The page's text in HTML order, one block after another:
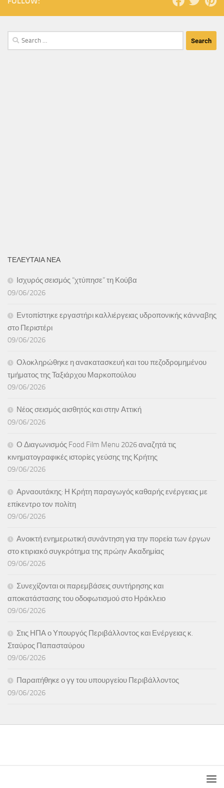
ΤΕΛΕΥΤΑΙΑ ΝΕΑ
Ισχυρός σεισμός “χτύπησε” τη Κούβα
09/06/2026
Εντοπίστηκε εργαστήρι καλλιέργειας υδροπονικής κάνναβης
στο Περιστέρι
09/06/2026
Ολοκληρώθηκε η ανακατασκευή και του πεζοδρομημένου
τμήματος της Ταξιάρχου Μαρκοπούλου
09/06/2026
Νέος σεισμός αισθητός και στην Αττική
09/06/2026
Ο Διαγωνισμός Food Film Menu 2026 αναζητά τις
κινηματογραφικές ιστορίες γεύσης της Κρήτης
09/06/2026
Αρναουτάκης: Η Κρήτη παραγωγός καθαρής ενέργειας με
επίκεντρο τον πολίτη
09/06/2026
Ανοικτή ενημερωτική συνάντηση για την πορεία των έργων
στο κτιριακό συγκρότημα της πρώην Ακαδημίας
09/06/2026
Συνεχίζονται οι παρεμβάσεις συντήρησης και
αποκατάστασης του οδοφωτισμού στο Ηράκλειο
09/06/2026
Στις ΗΠΑ ο Υπουργός Περιβάλλοντος και Ενέργειας κ.
Σταύρος Παπασταύρου
09/06/2026
Παραιτήθηκε ο γγ του υπουργείου Περιβάλλοντος
09/06/2026